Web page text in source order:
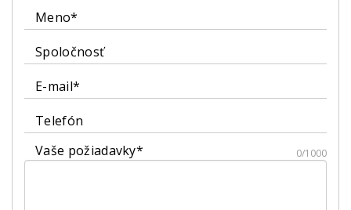
Meno*
Spoločnosť
E-mail*
Telefón
Vaše požiadavky*
0/1000